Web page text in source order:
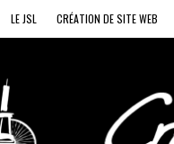
LE JSL CRÉATION DE SITE WEB